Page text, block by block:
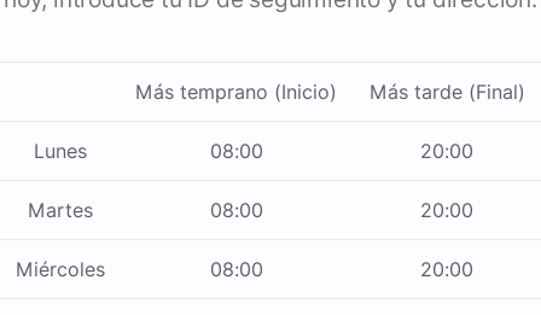
Más temprano (Inicio) Más tarde (Final)
Lunes 08:00 20:00
Martes 08:00 20:00
Miércoles 08:00 20:00